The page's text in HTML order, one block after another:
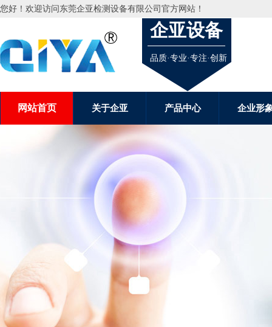
您好！欢迎访问 东莞企亚检测设备有限公司 官方网站！
企亚设备
品质·专业·专注·创新
网站首页 关于企亚 产品中心 企业形